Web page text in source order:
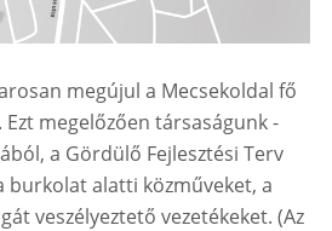
megújul a Mecsekoldal fő
megelőzően társaságunk -
a Gördülő Fejlesztési Terv
burkolat alatti közműveket, a
veszélyeztető vezetékeket. (Az